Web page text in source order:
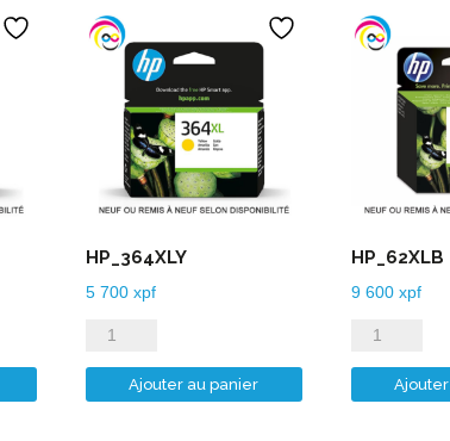
HP_364XLY
5 700 xpf
quantité
de
HP_364XLY
Ajouter au panier
HP_62XLB
9 600 xpf
quantité
de
HP_62XLB